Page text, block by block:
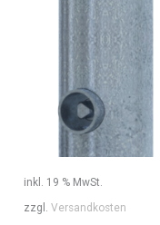
inkl. 19 % MwSt.
zzgl.Versandkosten